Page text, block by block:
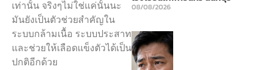
เท่านั้น จริงๆไม่ใช่แค่นั้นนะ
มันยังเป็นตัวช่วยสำคัญใน
ระบบกล้ามเนื้อ ระบบประสาท
และช่วยให้เลือดแข็งตัวได้เป็น
ปกติอีกด้วย
08/08/2026